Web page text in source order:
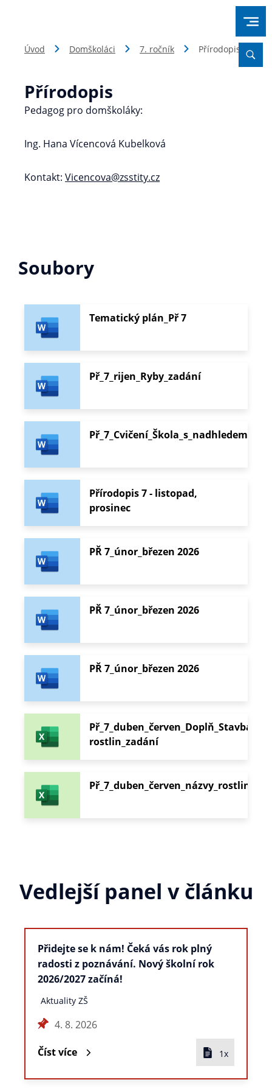
Úvod Domškoláci 7. ročník Přírodopis
Přírodopis
Pedagog pro domškoláky:
Ing. Hana Vícencová Kubelková
Kontakt: Vicencova@zsstity.cz
Soubory
Tematický plán_Př 7
Př_7_rijen_Ryby_zadání
Př_7_Cvičení_Škola_s_nadhledem
Přírodopis 7 - listopad,
prosinec
PŘ 7_únor_březen 2026
PŘ 7_únor_březen 2026
PŘ 7_únor_březen 2026
Př_7_duben_červen_Doplň_Stavba
rostlin_zadání
Vedlejší panel v článku
Přidejte se k nám! Čeká vás rok plný
radosti z poznávání. Nový školní rok
2026/2027 začíná!
Aktuality ZŠ
4. 8. 2026
Číst více 1x